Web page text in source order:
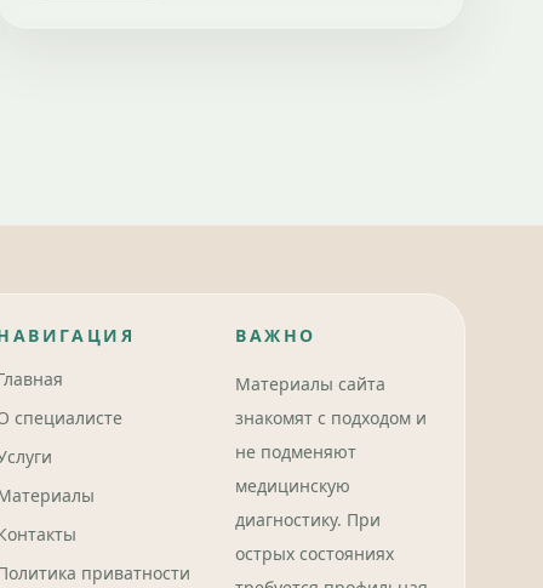
специалисте
приватности
ВАЖНО
Материалы сайта
знакомят с подходом и
не подменяют
медицинскую
диагностику. При
острых состояниях